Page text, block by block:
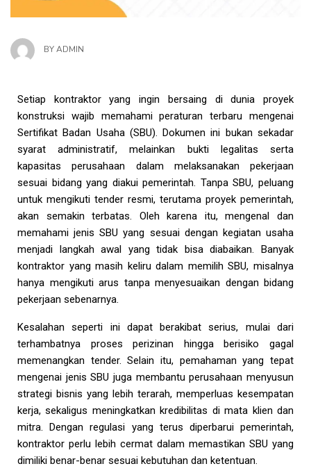
BYADMIN
Setiap kontraktor yang ingin bersaing di dunia proyek
konstruksi wajib memahami peraturan terbaru mengenai
Sertifikat Badan Usaha (SBU). Dokumen ini bukan sekadar
syarat administratif, melainkan bukti legalitas serta
kapasitas perusahaan dalam melaksanakan pekerjaan
sesuai bidang yang diakui pemerintah. Tanpa SBU, peluang
untuk mengikuti tender resmi, terutama proyek pemerintah,
akan semakin terbatas. Oleh karena itu, mengenal dan
memahami jenis SBU yang sesuai dengan kegiatan usaha
menjadi langkah awal yang tidak bisa diabaikan. Banyak
kontraktor yang masih keliru dalam memilih SBU, misalnya
hanya mengikuti arus tanpa menyesuaikan dengan bidang
pekerjaan sebenarnya.
Kesalahan seperti ini dapat berakibat serius, mulai dari
terhambatnya proses perizinan hingga berisiko gagal
memenangkan tender. Selain itu, pemahaman yang tepat
mengenai jenis SBU juga membantu perusahaan menyusun
strategi bisnis yang lebih terarah, memperluas kesempatan
kerja, sekaligus meningkatkan kredibilitas di mata klien dan
mitra. Dengan regulasi yang terus diperbarui pemerintah,
kontraktor perlu lebih cermat dalam memastikan SBU yang
dimiliki benar-benar sesuai kebutuhan dan ketentuan.